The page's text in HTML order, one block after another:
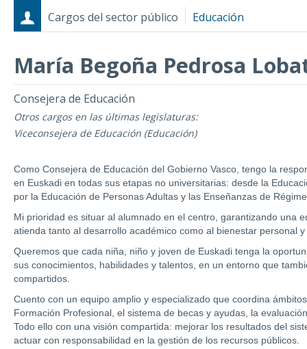
Cargos del sector público Educación
María Begoña Pedrosa
CargosFecha de inicio - Fecha fin
Consejera de Educación
Otros cargos en las últimas legislaturas:
Viceconsejera de Educación (Educación)
Como Consejera de Educación del Gobierno Vasco, tengo la
en Euskadi en todas sus etapas no universitarias: desde la
por la Educación de Personas Adultas y las Enseñanzas de
Mi prioridad es situar al alumnado en el centro, garantizando una
atienda tanto al desarrollo académico como al bienestar personal
Queremos que cada niña, niño y joven de Euskadi tenga la
sus conocimientos, habilidades y talentos, en un entorno que
compartidos.
Cuento con un equipo amplio y especializado que coordina
Formación Profesional, el sistema de becas y ayudas, la
Todo ello con una visión compartida: mejorar los resultados del
actuar con responsabilidad en la gestión de los recursos públicos.